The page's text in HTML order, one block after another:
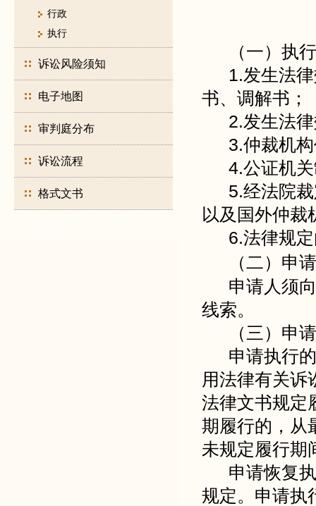
行政
执行
诉讼风险须知
电子地图
审判庭分布
诉讼流程
格式文书
（一）执
1.发生法
书、调解书；
2.发生法
3.仲裁机
4.公证机
5.经法院
以及国外仲裁
6.法律规
（二）申
申请人须
线索。
（三）申
申请执行
用法律有关诉
法律文书规定
期履行的，从
未规定履行期
申请恢复
规定。申请执